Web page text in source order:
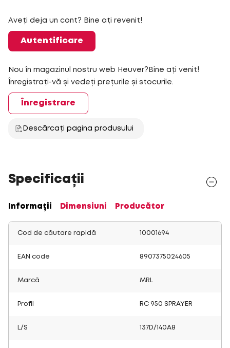
Aveți deja un cont? Bine ați revenit!
Autentificare
Nou în magazinul nostru web Heuver?Bine ați venit!
Înregistrați-vă și vedeți prețurile și stocurile.
Înregistrare
Descărcați pagina produsului
Specificații
Informații Dimensiuni Producător
Cod de căutare rapidă 10001694
EAN code 8907375024605
Marcă MRL
Profil RC 950 SPRAYER
L/S 137D/140A8